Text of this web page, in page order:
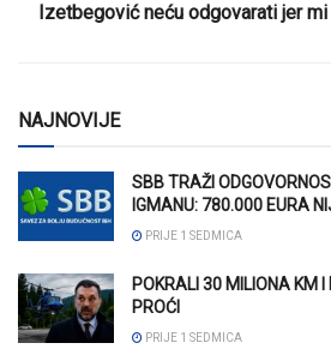
Izetbegović neću odgovarati jer
NAJNOVIJE
SBB TRAŽI
IGMANU: 780.000 EURA
PRIJE 1 SEDMICA
POKRALI 30 MILIONA KM
PROĆI
PRIJE 1 SEDMICA